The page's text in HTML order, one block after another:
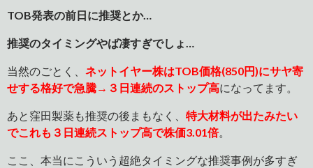
TOB発表の前日に推奨とか…
推奨のタイミングやば凄すぎでしょ…
当然のごとく、 ネットイヤー株はTOB価格(850円)にサヤ寄
せする格好で急騰→３日連続のストップ高になってます。
あと窪田製薬も推奨の後まもなく、 特大材料が出たみたい
でこれも３日連続ストップ高で株価3.01倍。
ここ、本当にこういう超絶タイミングな推奨事例が多すぎ